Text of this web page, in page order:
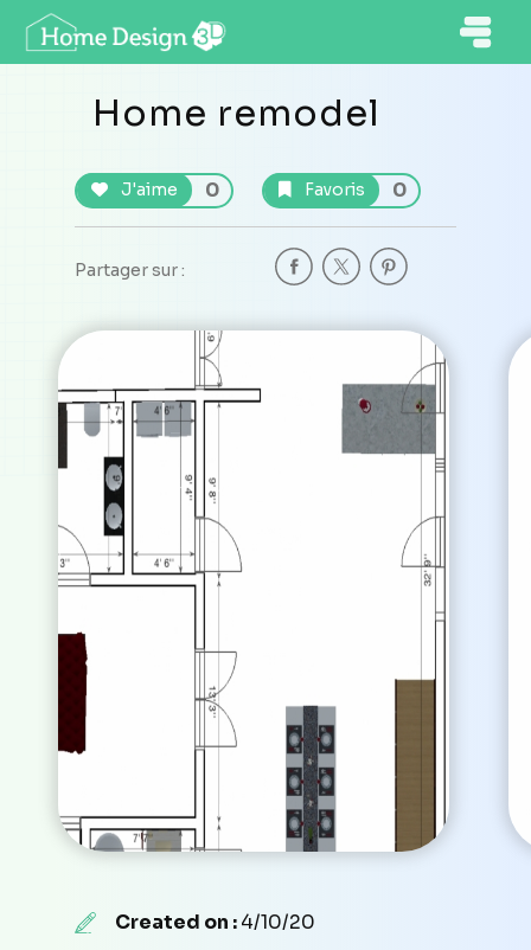
Home remodel
J'aime 0 Favoris 0
Partager sur :
Created on :4/10/20